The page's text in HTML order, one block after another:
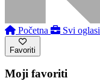
Početna Svi oglasi
Favoriti
Moji favoriti